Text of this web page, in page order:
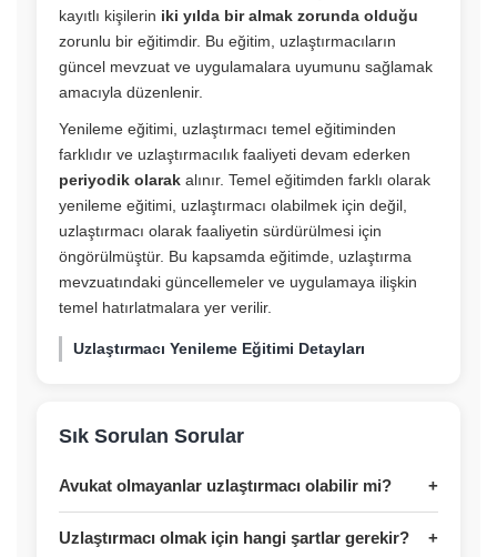
kayıtlı kişilerin iki yılda bir almak zorunda olduğu
zorunlu bir eğitimdir. Bu eğitim, uzlaştırmacıların
güncel mevzuat ve uygulamalara uyumunu sağlamak
amacıyla düzenlenir.
Yenileme eğitimi, uzlaştırmacı temel eğitiminden
farklıdır ve uzlaştırmacılık faaliyeti devam ederken
periyodik olarak alınır. Temel eğitimden farklı olarak
yenileme eğitimi, uzlaştırmacı olabilmek için değil,
uzlaştırmacı olarak faaliyetin sürdürülmesi için
öngörülmüştür. Bu kapsamda eğitimde, uzlaştırma
mevzuatındaki güncellemeler ve uygulamaya ilişkin
temel hatırlatmalara yer verilir.
Uzlaştırmacı Yenileme Eğitimi Detayları
Sık Sorulan Sorular
Avukat olmayanlar uzlaştırmacı olabilir mi?
Uzlaştırmacı olmak için hangi şartlar gerekir?